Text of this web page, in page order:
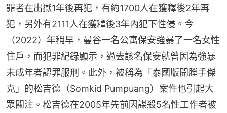
罪者在出獄1年後再犯，有約1700人在獲釋後2年再
犯，另外有2111人在獲釋後3年內犯下性侵。今
（2022）年稍早，曼谷一名公寓保安強暴了一名女性
住戶，而犯罪紀錄顯示，過去該名保安就曾因為強暴
未成年者認罪服刑。此外，被稱為「泰國版開膛手傑
克」的松吉德（Somkid Pumpuang）案件也引起大
眾關注。松吉德在2005年先前因謀殺5名性工作者被